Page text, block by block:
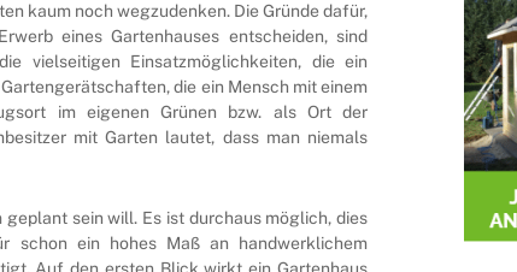
kaum noch wegzudenken. Die Gründe dafür,
eines Gartenhauses entscheiden, sind
vielseitigen Einsatzmöglichkeiten, die ein
die ein Mensch mit einem
im eigenen Grünen bzw. als Ort der
mit Garten lautet, dass man niemals
sein will. Es ist durchaus möglich, dies
schon ein hohes Maß an handwerklichem